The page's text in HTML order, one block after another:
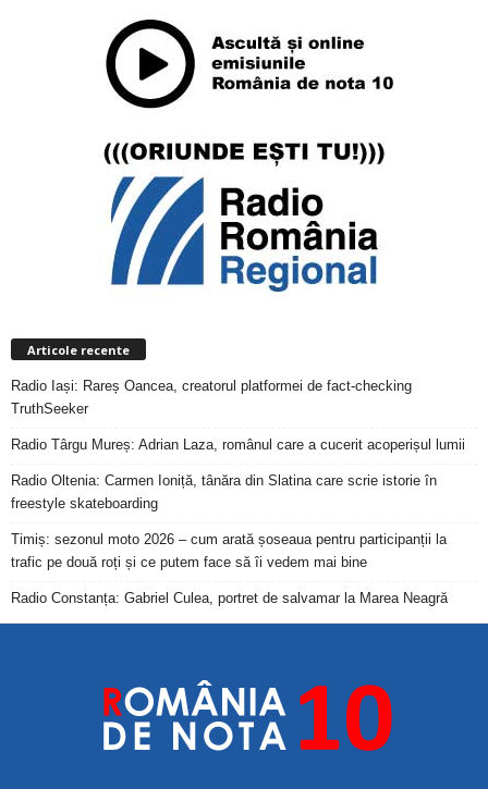
Articole recente
Radio Iași: Rareș Oancea, creatorul platformei de fact-checking
TruthSeeker
Radio Târgu Mureș: Adrian Laza, românul care a cucerit acoperișul lumii
Radio Oltenia: Carmen Ioniță, tânăra din Slatina care scrie istorie în
freestyle skateboarding
Timiș: sezonul moto 2026 – cum arată șoseaua pentru participanții la
trafic pe două roți și ce putem face să îi vedem mai bine
Radio Constanța: Gabriel Culea, portret de salvamar la Marea Neagră